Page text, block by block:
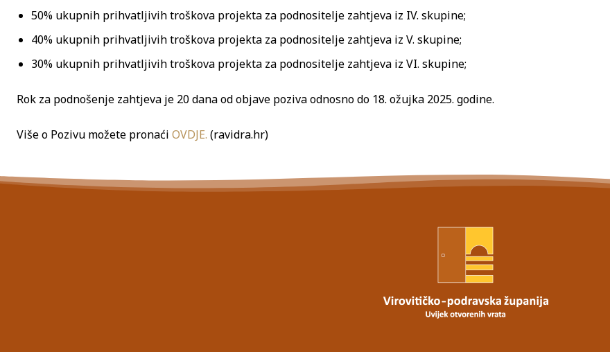
50% ukupnih prihvatljivih troškova projekta za podnositelje zahtjeva iz IV. skupine;
40% ukupnih prihvatljivih troškova projekta za podnositelje zahtjeva iz V. skupine;
30% ukupnih prihvatljivih troškova projekta za podnositelje zahtjeva iz VI. skupine;
Rok za podnošenje zahtjeva je 20 dana od objave poziva odnosno do 18. ožujka 2025. godine.
Više o Pozivu možete pronaći OVDJE. (ravidra.hr)